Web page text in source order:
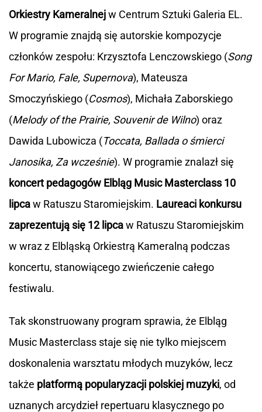
Orkiestry Kameralnejw Centrum Sztuki Galeria EL.
W programie znajdą się autorskie kompozycje
członków zespołu: Krzysztofa Lenczowskiego (Song
For Mario, Fale, Supernova), Mateusza
Smoczyńskiego (Cosmos), Michała Zaborskiego
(Melody of the Prairie, Souvenir de Wilno) oraz
Dawida Lubowicza (Toccata, Ballada o śmierci
Janosika, Za wcześnie). W programie znalazł się
koncert pedagogów Elbląg Music Masterclass 10
lipcaw Ratuszu Staromiejskim. Laureaci konkursu
zaprezentują się 12 lipcaw Ratuszu Staromiejskim
w wraz z Elbląską Orkiestrą Kameralną podczas
koncertu, stanowiącego zwieńczenie całego
festiwalu.
Tak skonstruowany program sprawia, że Elbląg
Music Masterclass staje się nie tylko miejscem
doskonalenia warsztatu młodych muzyków, lecz
także platformą popularyzacji polskiej muzyki, od
uznanych arcydzieł repertuaru klasycznego po